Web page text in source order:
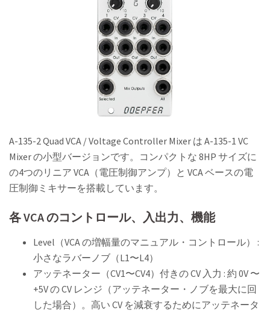
A-135-2 Quad VCA / Voltage Controller Mixer は A-135-1 VC
Mixer の小型バージョンです。コンパクトな 8HP サイズに
の4つのリニア VCA（電圧制御アンプ）と VCA ベースの電
圧制御ミキサーを搭載しています。
各 VCA のコントロール、入出力、機能
Level（VCA の増幅量のマニュアル・コントロール） :
小さなラバーノブ（L1〜L4）
アッテネーター（CV1〜CV4）付きの CV 入力 : 約 0V 〜
+5V の CV レンジ（アッテネーター・ノブを最大に回
した場合）。高い CV を減衰するためにアッテネータ